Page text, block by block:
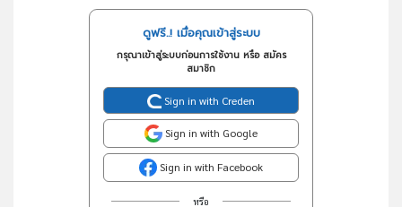
ดูฟรี..! เมื่อคุณเข้าสู่ระบบ
กรุณาเข้าสู่ระบบก่อนการใช้งาน หรือ สมัคร
สมาชิก
Sign in with Creden
Sign in with Google
Sign in with Facebook
หรือ